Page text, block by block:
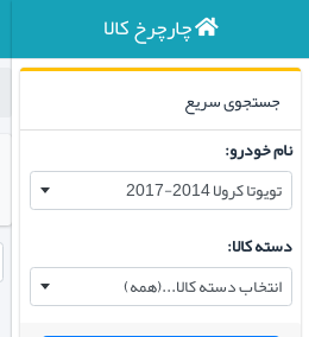
چارچرخ کالا
جستجوی سریع
نام خودرو:
تویوتا کرولا 2014-2017
دسته کالا:
انتخاب دسته کالا...(همه)